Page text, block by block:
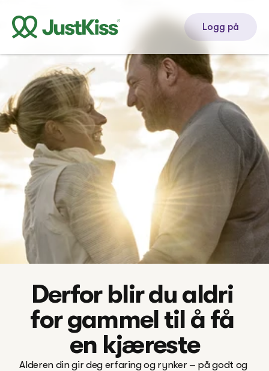
Logg på
Derfor blir du aldri
for gammel til å få
en kjæreste
Alderen din gir deg erfaring og rynker – på godt og